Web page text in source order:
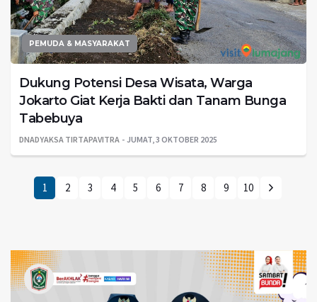
PEMUDA & MASYARAKAT
Dukung Potensi Desa Wisata, Warga
Jokarto Giat Kerja Bakti dan Tanam Bunga
Tabebuya
DNADYAKSA TIRTAPAVITRA JUMAT, 3 OKTOBER 2025
1 2 3 4 5 6 7 8 9 10